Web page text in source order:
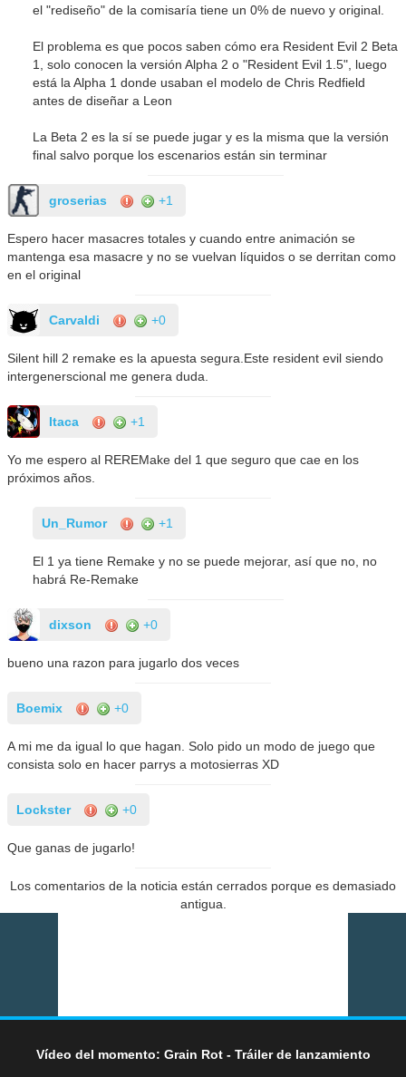
el "rediseño" de la comisaría tiene un 0% de nuevo y original.
El problema es que pocos saben cómo era Resident Evil 2 Beta
1, solo conocen la versión Alpha 2 o "Resident Evil 1.5", luego
está la Alpha 1 donde usaban el modelo de Chris Redfield
antes de diseñar a Leon
La Beta 2 es la sí se puede jugar y es la misma que la versión
final salvo porque los escenarios están sin terminar
groserias +1
Espero hacer masacres totales y cuando entre animación se
mantenga esa masacre y no se vuelvan líquidos o se derritan como
en el original
Carvaldi +0
Silent hill 2 remake es la apuesta segura.Este resident evil siendo
intergenerscional me genera duda.
Itaca +1
Yo me espero al REREMake del 1 que seguro que cae en los
próximos años.
Un_Rumor +1
El 1 ya tiene Remake y no se puede mejorar, así que no, no
habrá Re-Remake
dixson +0
bueno una razon para jugarlo dos veces
Boemix +0
A mi me da igual lo que hagan. Solo pido un modo de juego que
consista solo en hacer parrys a motosierras XD
Lockster +0
Que ganas de jugarlo!
Los comentarios de la noticia están cerrados porque es demasiado
antigua.
Vídeo del momento: Grain Rot - Tráiler de lanzamiento